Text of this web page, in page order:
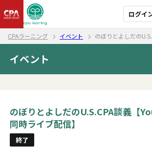
ログイ
CPAラーニング イベント のぼりとよしだの
イベント
のぼりとよしだのU.S.CPA談義【
同時ライブ配信】
終了